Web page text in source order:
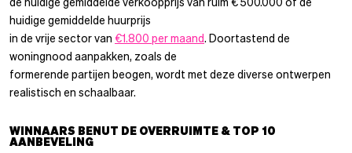
huidige gemiddelde huurprijs
in de vrije sector van€1.800 per maand. Doortastend de
woningnood aanpakken, zoals de
formerende partijen beogen, wordt met deze diverse ontwerpen
realistisch en schaalbaar.
WINNAARS BENUT DE OVERRUIMTE & TOP 10
AANBEVELING